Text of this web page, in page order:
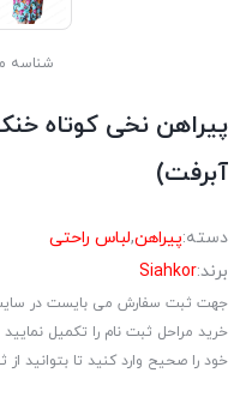
شناسه
پیراهن نخی کوتاه
آبرفت)
دسته:پیراهن,لباس راحتی
برند:Siahkor
جهت ثبت سفارش می بایست در سایت
خرید مراحل ثبت نام را تکمیل
خود را صحیح وارد کنید تا بتوانید